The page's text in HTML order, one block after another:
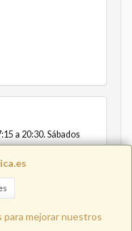
para mejorar nuestros
a 20:30. Sábados
625